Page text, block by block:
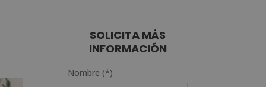
SOLICITA MÁS
INFORMACIÓN
Nombre (*)